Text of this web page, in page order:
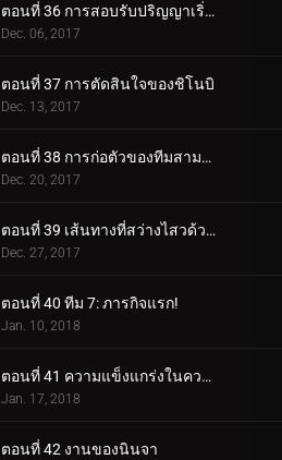
ตอนที่ 36 การสอบรับปริญญาเริ่มต้นขึ้นแล้ว!
Dec. 06, 2017
ตอนที่ 37 การตัดสินใจของชิโนบิ
Dec. 13, 2017
ตอนที่ 38 การก่อตัวของทีมสามคน?
Dec. 20, 2017
ตอนที่ 39 เส้นทางที่สว่างไสวด้วยพระจันทร์เต็มดวง
Dec. 27, 2017
ตอนที่ 40 ทีม 7: ภารกิจแรก!
Jan. 10, 2018
ตอนที่ 41 ความแข็งแกร่งในความสามัคคี
Jan. 17, 2018
ตอนที่ 42 งานของนินจา